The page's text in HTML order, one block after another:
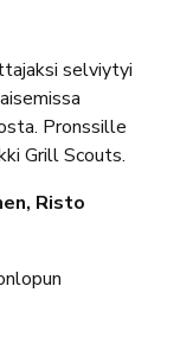
selviytyi
Pronssille
Grill Scouts.
Risto